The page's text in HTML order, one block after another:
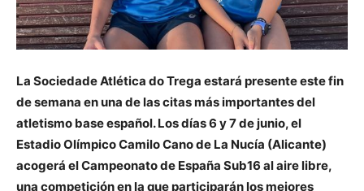
La Sociedade Atlética do Trega estará presente este fin
de semana en una de las citas más importantes del
atletismo base español. Los días 6 y 7 de junio, el
Estadio Olímpico Camilo Cano de La Nucía (Alicante)
acogerá el Campeonato de España Sub16 al aire libre,
una competición en la que participarán los mejores